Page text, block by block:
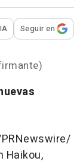
para
IA Seguir en
Haikou,